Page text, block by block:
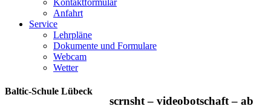
Kontaktformular
Anfahrt
Service
Lehrpläne
Dokumente und Formulare
Webcam
Wetter
scrnsht – videobotschaft – ab
Baltic-Schule Lübeck